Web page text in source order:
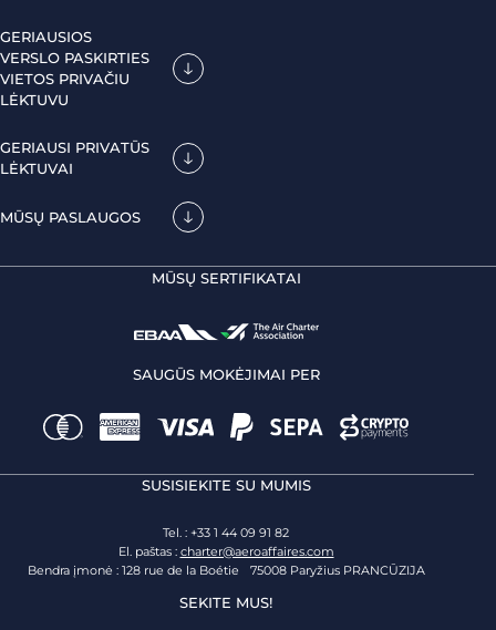
GERIAUSIOS
VERSLO PASKIRTIES
VIETOS PRIVAČIU
LĖKTUVU
GERIAUSI PRIVATŪS
LĖKTUVAI
MŪSŲ PASLAUGOS
MŪSŲ SERTIFIKATAI
SAUGŪS MOKĖJIMAI PER
SUSISIEKITE SU MUMIS
Tel. : +33 1 44 09 91 82
El. paštas : charter@aeroaffaires.com
Bendra įmonė : 128 rue de la Boétie 75008 Paryžius PRANCŪZIJA
SEKITE MUS!